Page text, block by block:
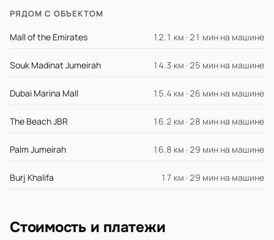
РЯДОМ С ОБЪЕКТОМ
Mall of the Emirates 12.1 км · 21 мин на машине
Souk Madinat Jumeirah 14.3 км · 25 мин на машине
Dubai Marina Mall 15.4 км · 26 мин на машине
The Beach JBR 16.2 км · 28 мин на машине
Palm Jumeirah 16.8 км · 29 мин на машине
Burj Khalifa 17 км · 29 мин на машине
Стоимость и платежи